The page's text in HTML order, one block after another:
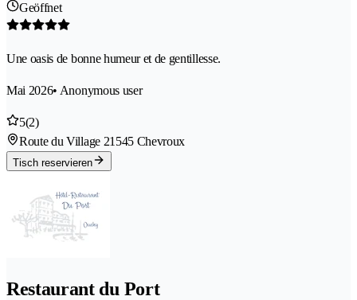
Geöffnet
Une oasis de bonne humeur et de gentillesse.
Mai 2026• Anonymous user
5(2)
Route du Village 21545 Chevroux
Tisch reservieren
Restaurant du Port